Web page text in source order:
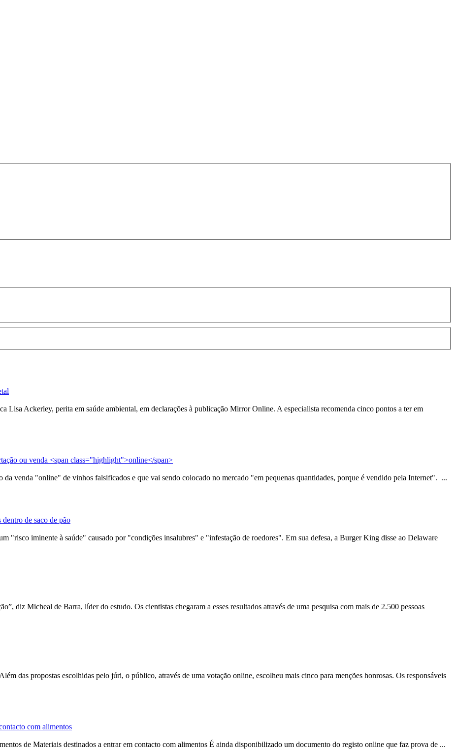
Lisa Ackerley, perita em saúde ambiental, em declarações à publicação MirrorOnline. A especialista recomenda cinco pontos a ter em
ou venda <span class="highlight">online</span>
da venda "online" de vinhos falsificados e que vai sendo colocado no mercado "em pequenas quantidades, porque é vendido pela Internet". ...
de saco de pão
"risco iminente à saúde" causado por "condições insalubres" e "infestação de roedores". Em sua defesa, a Burger King disse ao Delaware
diz Micheal de Barra, líder do estudo. Os cientistas chegaram a esses resultados através de uma pesquisa com mais de 2.500 pessoas
das propostas escolhidas pelo júri, o público, através de uma votação online, escolheu mais cinco para menções honrosas. Os responsáveis
com alimentos
de Materiais destinados a entrar em contacto com alimentos É ainda disponibilizado um documento do registo online que faz prova de ...